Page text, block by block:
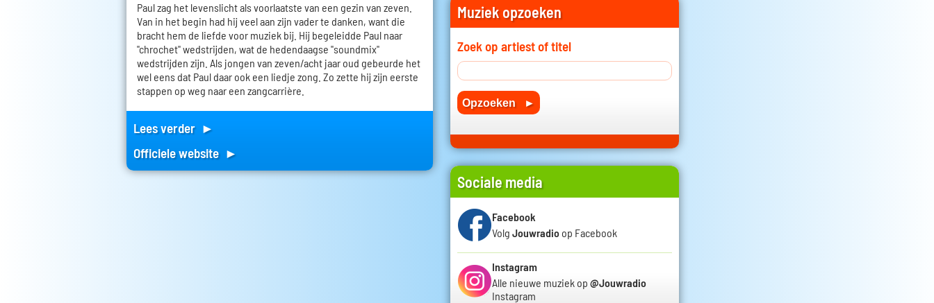
Paul zag het levenslicht als voorlaatste van een gezin van zeven.
Van in het begin had hij veel aan zijn vader te danken, want die
bracht hem de liefde voor muziek bij. Hij begeleidde Paul naar
"chrochet" wedstrijden, wat de hedendaagse "soundmix"
wedstrijden zijn. Als jongen van zeven/acht jaar oud gebeurde het
wel eens dat Paul daar ook een liedje zong. Zo zette hij zijn eerste
stappen op weg naar een zangcarrière.
Lees verder ►
Officiele website ►
Muziek opzoeken
Zoek op artiest of titel
Sociale media
Facebook
Volg Jouwradio op Facebook
Instagram
Alle nieuwe muziek op @Jouwradio
Instagram